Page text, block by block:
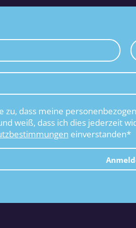
zu, dass meine
weiß, dass ich dies jederzeit
einverstanden*